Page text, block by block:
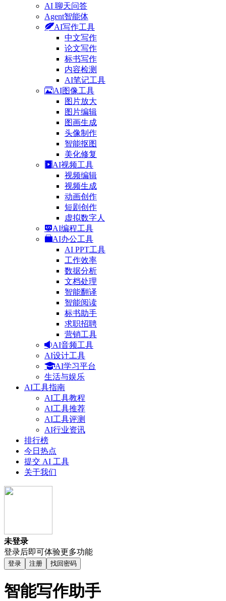
AI 聊天问答
Agent智能体
AI写作工具
中文写作
论文写作
标书写作
内容检测
AI笔记工具
AI图像工具
图片放大
图片编辑
图画生成
头像制作
智能抠图
美化修复
AI视频工具
视频编辑
视频生成
动画创作
短剧创作
虚拟数字人
AI编程工具
AI办公工具
AI PPT工具
工作效率
数据分析
文档处理
智能翻译
智能阅读
标书助手
求职招聘
营销工具
AI音频工具
AI设计工具
AI学习平台
生活与娱乐
AI工具指南
AI工具教程
AI工具推荐
AI工具评测
AI行业资讯
排行榜
今日热点
提交 AI 工具
关于我们
未登录
登录后即可体验更多功能
登录 注册 找回密码
智能写作助手